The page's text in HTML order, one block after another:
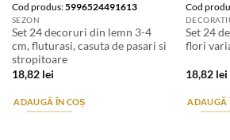
Cod produs:5996524491613
SEZON
Set 24 decoruri din lemn 3-4
cm, fluturasi, casuta de pasari si
stropitoare
18,82 lei
ADAUGĂ ÎN COȘ
Cod
Set 24
flori
18,82 lei
ADAUGĂ